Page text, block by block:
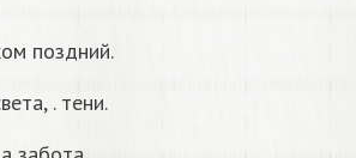
поздний.
. тени.